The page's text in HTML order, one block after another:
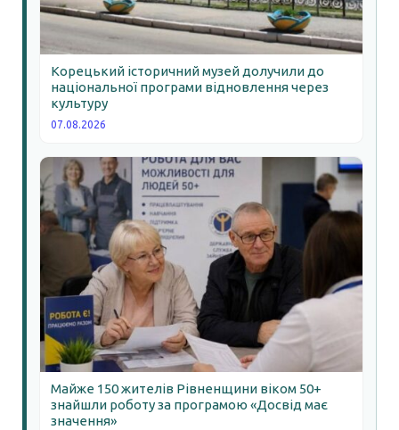
Корецький історичний музей долучили до
національної програми відновлення через
культуру
07.08.2026
Майже 150 жителів Рівненщини віком 50+
знайшли роботу за програмою «Досвід має
значення»